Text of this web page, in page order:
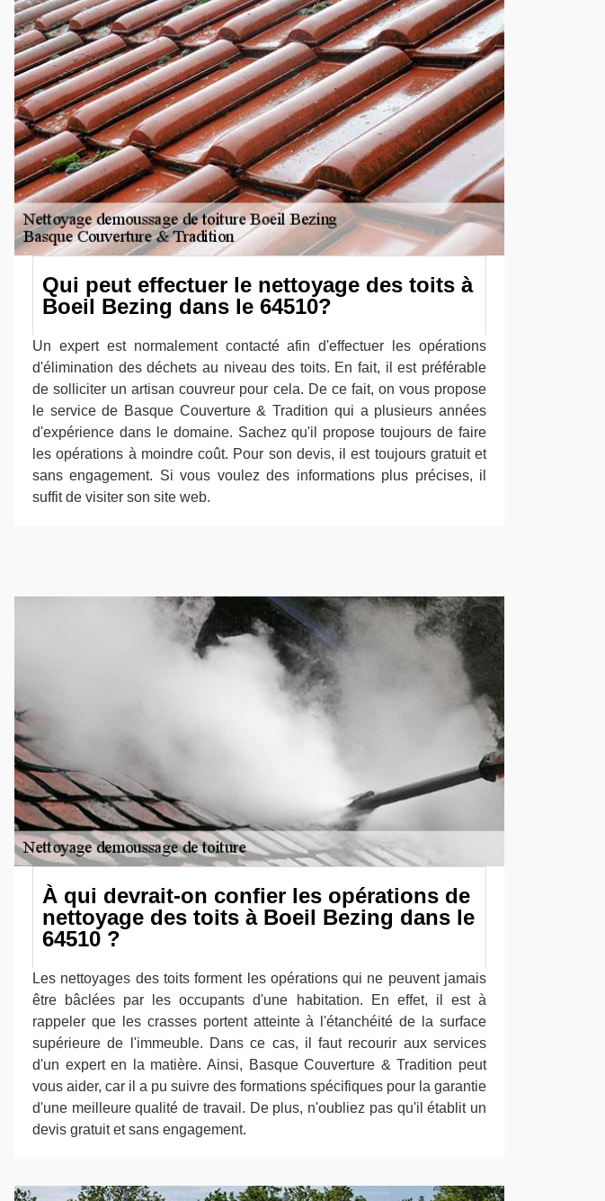
Qui peut effectuer le nettoyage des toits à
Boeil Bezing dans le 64510?
Un expert est normalement contacté afin d'effectuer les opérations
d'élimination des déchets au niveau des toits. En fait, il est préférable
de solliciter un artisan couvreur pour cela. De ce fait, on vous propose
le service de Basque Couverture & Tradition qui a plusieurs années
d'expérience dans le domaine. Sachez qu'il propose toujours de faire
les opérations à moindre coût. Pour son devis, il est toujours gratuit et
sans engagement. Si vous voulez des informations plus précises, il
suffit de visiter son site web.
À qui devrait-on confier les opérations de
nettoyage des toits à Boeil Bezing dans le
64510 ?
Les nettoyages des toits forment les opérations qui ne peuvent jamais
être bâclées par les occupants d'une habitation. En effet, il est à
rappeler que les crasses portent atteinte à l'étanchéité de la surface
supérieure de l'immeuble. Dans ce cas, il faut recourir aux services
d'un expert en la matière. Ainsi, Basque Couverture & Tradition peut
vous aider, car il a pu suivre des formations spécifiques pour la garantie
d'une meilleure qualité de travail. De plus, n'oubliez pas qu'il établit un
devis gratuit et sans engagement.